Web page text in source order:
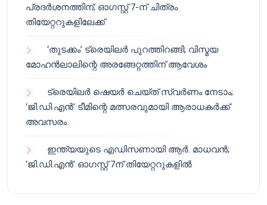
പ്രദർശനത്തിന്; ഓഗസ്റ്റ് 7-ന് ചിത്രം
തിയേറ്ററുകളിലേക്ക്
‘തുടക്കം’ ട്രെയിലർ പുറത്തിറങ്ങി; വിസ്മയ
മോഹൻലാലിന്റെ അരങ്ങേറ്റത്തിന് ആവേശം
ട്രെയിലർ ഷെയർ ചെയ്‌ത് സ്വർണം നേടാം;
‘ജി.ഡി.എൻ’ ടീമിന്റെ മത്സരവുമായി ആരാധകർക്ക്
അവസരം
ഇന്ത്യയുടെ എഡിസണായി ആർ. മാധവൻ;
‘ജി.ഡി.എൻ’ ഓഗസ്റ്റ് 7ന് തിയേറ്ററുകളിൽ